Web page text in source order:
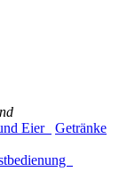
Eier
Getränke